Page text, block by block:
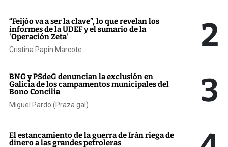
“Feijóo va a ser la clave”, lo que revelan los
informes de la UDEF y el sumario de la
'Operación Zeta'
Cristina Papin Marcote 2
BNG y PSdeG denuncian la exclusión en
Galicia de los campamentos municipales del
Bono Concilia
Miguel Pardo (Praza.gal) 3
El estancamiento de la guerra de Irán riega de
dinero a las grandes petroleras